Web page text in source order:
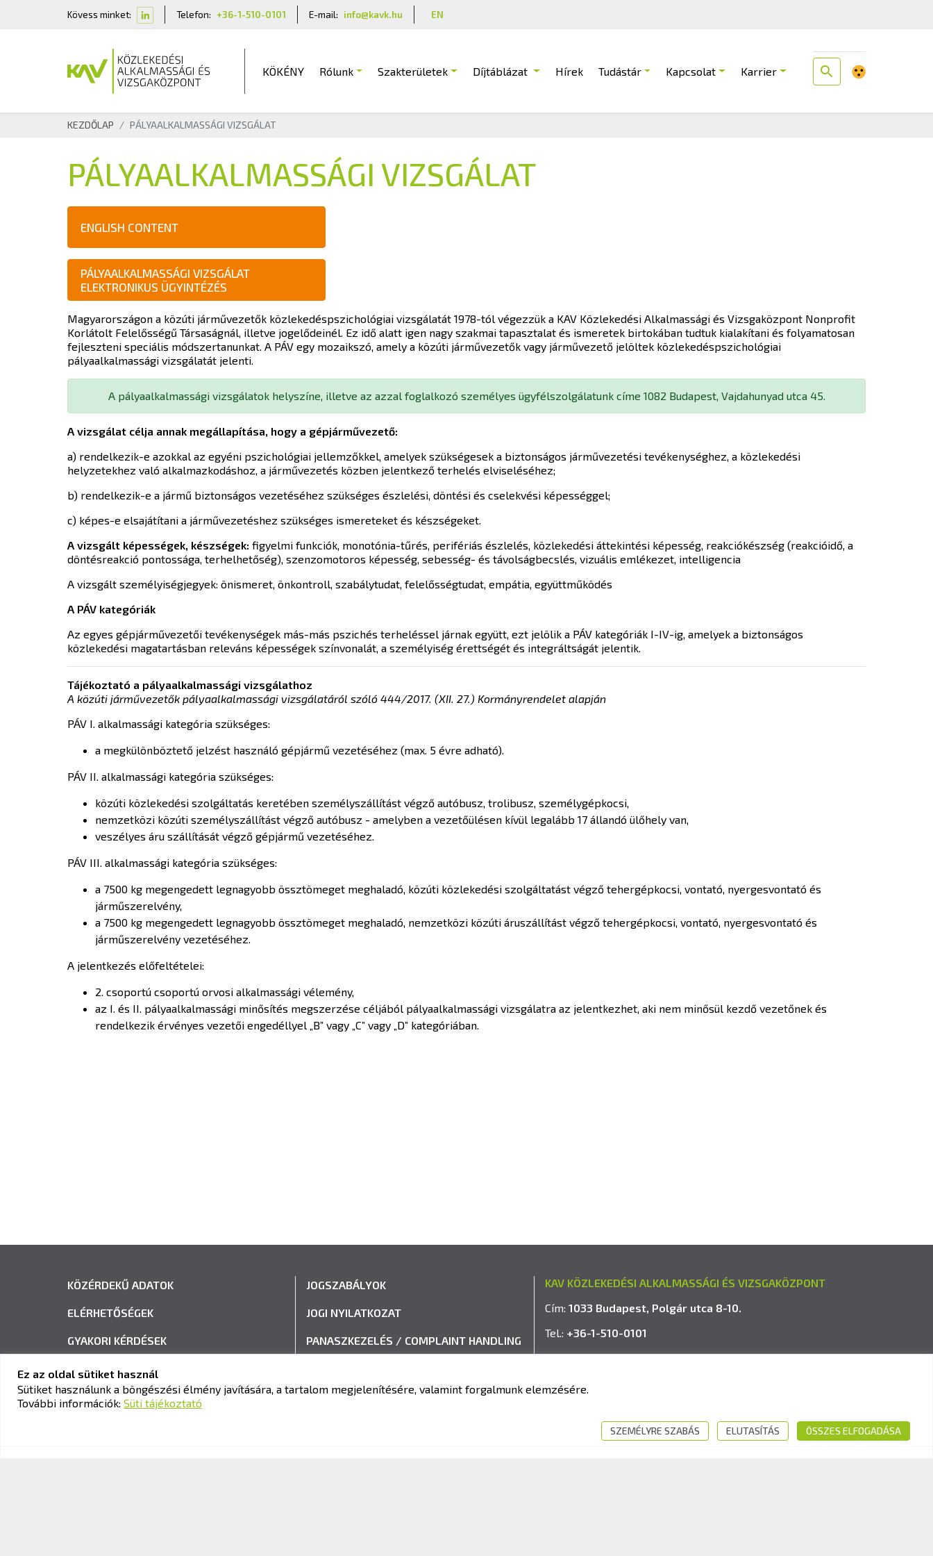
Kövess minket: Telefon: +36-1-510-0101 E-mail: info@kavk.hu EN
KÖKÉNY Rólunk Szakterületek Díjtáblázat Hírek Tudástár Kapcsolat Karrier
KEZDŐLAP PÁLYAALKALMASSÁGI VIZSGÁLAT
PÁLYAALKALMASSÁGI VIZSGÁLAT
ENGLISH CONTENT
PÁLYAALKALMASSÁGI VIZSGÁLAT
ELEKTRONIKUS ÜGYINTÉZÉS
Magyarországon a közúti járművezetők közlekedéspszichológiai vizsgálatát 1978-tól végezzük a KAV Közlekedési Alkalmassági és Vizsgaközpont Nonprofit
Korlátolt Felelősségű Társaságnál, illetve jogelődeinél. Ez idő alatt igen nagy szakmai tapasztalat és ismeretek birtokában tudtuk kialakítani és folyamatosan
fejleszteni speciális módszertanunkat. A PÁV egy mozaikszó, amely a közúti járművezetők vagy járművezető jelöltek közlekedéspszichológiai
pályaalkalmassági vizsgálatát jelenti.
A pályaalkalmassági vizsgálatok helyszíne, illetve az azzal foglalkozó személyes ügyfélszolgálatunk címe 1082 Budapest, Vajdahunyad utca 45.
A vizsgálat célja annak megállapítása, hogy a gépjárművezető:
a) rendelkezik-e azokkal az egyéni pszichológiai jellemzőkkel, amelyek szükségesek a biztonságos járművezetési tevékenységhez, a közlekedési
helyzetekhez való alkalmazkodáshoz, a járművezetés közben jelentkező terhelés elviseléséhez;
b) rendelkezik-e a jármű biztonságos vezetéséhez szükséges észlelési, döntési és cselekvési képességgel;
c) képes-e elsajátítani a járművezetéshez szükséges ismereteket és készségeket.
A vizsgált képességek, készségek: figyelmi funkciók, monotónia-tűrés, perifériás észlelés, közlekedési áttekintési képesség, reakciókészség (reakcióidő, a
döntésreakció pontossága, terhelhetőség), szenzomotoros képesség, sebesség- és távolságbecslés, vizuális emlékezet, intelligencia
A vizsgált személyiségjegyek: önismeret, önkontroll, szabálytudat, felelősségtudat, empátia, együttműködés
A PÁV kategóriák
Az egyes gépjárművezetői tevékenységek más-más pszichés terheléssel járnak együtt, ezt jelölik a PÁV kategóriák I-IV-ig, amelyek a biztonságos
közlekedési magatartásban releváns képességek színvonalát, a személyiség érettségét és integráltságát jelentik.
Tájékoztató a pályaalkalmassági vizsgálathoz
A közúti járművezetők pályaalkalmassági vizsgálatáról szóló 444/2017. (XII. 27.) Kormányrendelet alapján
PÁV I. alkalmassági kategória szükséges:
a megkülönböztető jelzést használó gépjármű vezetéséhez (max. 5 évre adható).
PÁV II. alkalmassági kategória szükséges:
közúti közlekedési szolgáltatás keretében személyszállítást végző autóbusz, trolibusz, személygépkocsi,
nemzetközi közúti személyszállítást végző autóbusz - amelyben a vezetőülésen kívül legalább 17 állandó ülőhely van,
veszélyes áru szállítását végző gépjármű vezetéséhez.
PÁV III. alkalmassági kategória szükséges:
a 7500 kg megengedett legnagyobb össztömeget meghaladó, közúti közlekedési szolgáltatást végző tehergépkocsi, vontató, nyergesvontató és
járműszerelvény,
a 7500 kg megengedett legnagyobb össztömeget meghaladó, nemzetközi közúti áruszállítást végző tehergépkocsi, vontató, nyergesvontató és
járműszerelvény vezetéséhez.
A jelentkezés előfeltételei:
2. csoportú csoportú orvosi alkalmassági vélemény,
az I. és II. pályaalkalmassági minősítés megszerzése céljából pályaalkalmassági vizsgálatra az jelentkezhet, aki nem minősül kezdő vezetőnek és
rendelkezik érvényes vezetői engedéllyel „B” vagy „C” vagy „D” kategóriában.
KÖZÉRDEKŰ ADATOK
ELÉRHETŐSÉGEK
GYAKORI KÉRDÉSEK
ADATVÉDELEM
HÍRLEVÉL FELIRATKOZÁS
JOGSZABÁLYOK
JOGI NYILATKOZAT
PANASZKEZELÉS / COMPLAINT HANDLING
IMPRESSZUM
KAV KÖZLEKEDÉSI ALKALMASSÁGI ÉS VIZSGAKÖZPONT
Cím:1033 Budapest, Polgár utca 8-10.
Tel.: +36-1-510-0101
E-mail:info@kavk.hu
Ez az oldal sütiket használ
Sütiket használunk a böngészési élmény javítására, a tartalom megjelenítésére, valamint forgalmunk elemzésére.
További információk: Süti tájékoztató
SZEMÉLYRE SZABÁS ELUTASÍTÁS ÖSSZES ELFOGADÁSA